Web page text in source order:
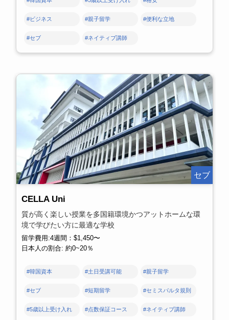
#ビジネス #親子留学 #便利な立地
#セブ #ネイティブ講師
セブ
CELLA Uni
質が高く楽しい授業を多国籍環境かつアットホームな環
境で学びたい方に最適な学校
留学費用:4週間：$1,450〜
日本人の割合: 約0~20％
#韓国資本 #土日受講可能 #親子留学
#セブ #短期留学 #セミスパルタ規則
#5歳以上受け入れ #点数保証コース #ネイティブ講師